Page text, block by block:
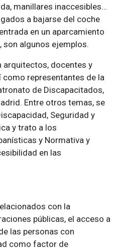
manillares inaccesibles…
a bajarse del coche
en un aparcamiento
son algunos ejemplos.
arquitectos, docentes y
representantes de la
de Discapacitados,
Entre otros temas, se
Seguridad y
y trato a los
y Normativa y
en las
con la
públicas, el acceso a
las personas con
como factor de